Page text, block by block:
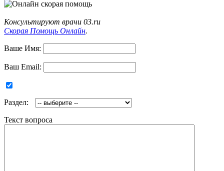
Консультируют врачи 03.ru
Скорая Помощь Онлайн.
Ваше Имя:
Ваш Email:
Раздел:
Текст вопроса